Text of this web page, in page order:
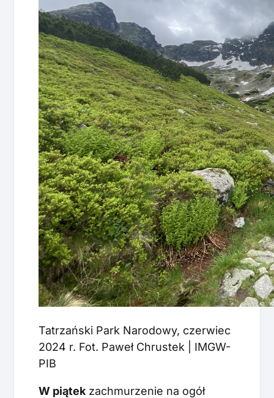
Tatrzański Park Narodowy, czerwiec
2024 r. Fot. Paweł Chrustek | IMGW-
PIB
W piątek zachmurzenie na ogół